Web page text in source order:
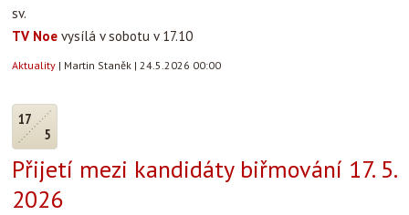
sv.
TV Noe vysílá v sobotu v 17.10
Aktuality | Martin Staněk | 24.5.2026 00:00
17
5
Přijetí mezi kandidáty biřmování 17. 5.
2026